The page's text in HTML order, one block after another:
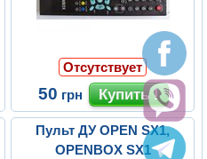
Отсутствует
50 грн
Пульт ДУ OPEN SX1,
OPENBOX SX1